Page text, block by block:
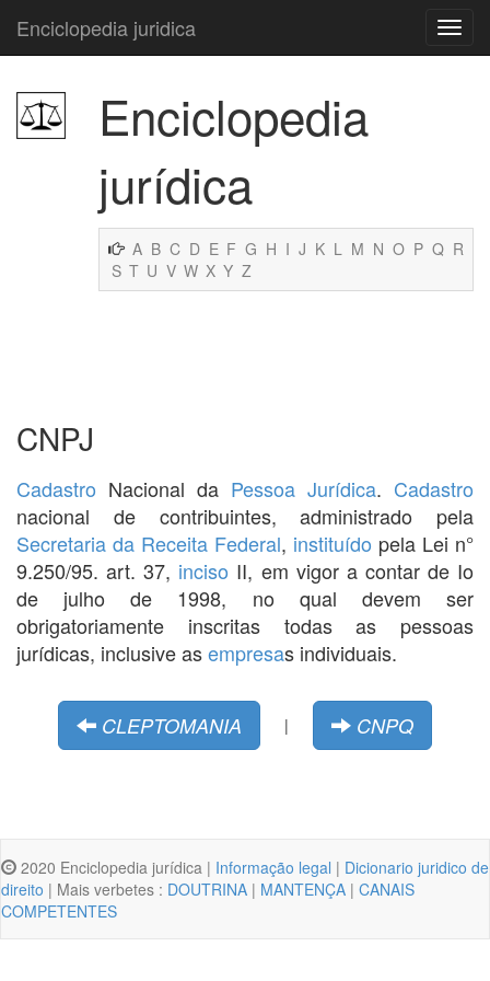
Enciclopedia juridica
Enciclopedia
jurídica
A B C D E F G H I J K L M N O P Q R
S T U V W X Y Z
CNPJ
Cadastro Nacional da Pessoa Jurídica. Cadastro
nacional de contribuintes, administrado pela
Secretaria da Receita Federal, instituído pela Lei n°
9.250/95. art. 37, inciso II, em vigor a contar de Io
de julho de 1998, no qual devem ser
obrigatoriamente inscritas todas as pessoas
jurídicas, inclusive asempresas individuais.
CLEPTOMANIA | CNPQ
2020 Enciclopedia jurídica | Informação legal | Dicionario juridico de
direito | Mais verbetes : DOUTRINA | MANTENÇA | CANAIS
COMPETENTES